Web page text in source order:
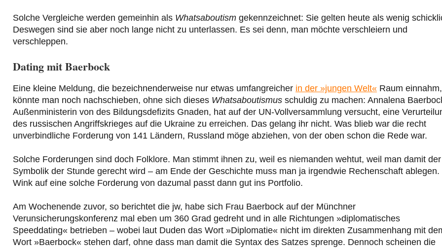
Solche Vergleiche werden gemeinhin als Whatsaboutism gekennzeichnet: Sie gelten heute als wenig
Deswegen sind sie aber noch lange nicht zu unterlassen. Es sei denn, man möchte verschleiern und
verschleppen.
Dating mit Baerbock
Eine kleine Meldung, die bezeichnenderweise nur etwas umfangreicher in der »jungen Welt« Raum einnahm,
könnte man noch nachschieben, ohne sich dieses Whatsaboutismus schuldig zu machen: Annalena
Außenministerin von des Bildungsdefizits Gnaden, hat auf der UN-Vollversammlung versucht, eine
des russischen Angriffskrieges auf die Ukraine zu erreichen. Das gelang ihr nicht. Was blieb war die recht
unverbindliche Forderung von 141 Ländern, Russland möge abziehen, von der oben schon die Rede war.
Solche Forderungen sind doch Folklore. Man stimmt ihnen zu, weil es niemanden wehtut, weil man damit der
Symbolik der Stunde gerecht wird – am Ende der Geschichte muss man ja irgendwie Rechenschaft ablegen.
Wink auf eine solche Forderung von dazumal passt dann gut ins Portfolio.
Am Wochenende zuvor, so berichtet die jw, habe sich Frau Baerbock auf der Münchner
Verunsicherungskonferenz mal eben um 360 Grad gedreht und in alle Richtungen »diplomatisches
Speeddating« betrieben – wobei laut Duden das Wort »Diplomatie« nicht im direkten Zusammenhang mit
Wort »Baerbock« stehen darf, ohne dass man damit die Syntax des Satzes sprenge. Dennoch scheinen die